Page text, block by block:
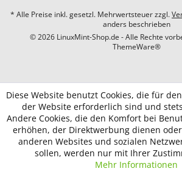
* Alle Preise inkl. gesetzl. Mehrwertsteuer zzgl.
anders beschrieben
© 2026 LinuxMint-Shop.de - Alle Rechte
ThemeWare®
Diese Website benutzt Cookies, die für
der Website erforderlich sind und
Andere Cookies, die den Komfort bei
erhöhen, der Direktwerbung dienen
anderen Websites und sozialen
sollen, werden nur mit Ihrer
Mehr Informationen